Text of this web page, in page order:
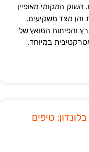
המקומי מאופיין
והן מצד משקיעים.
והפיתוח המואץ של
במיוחד.
טיפים